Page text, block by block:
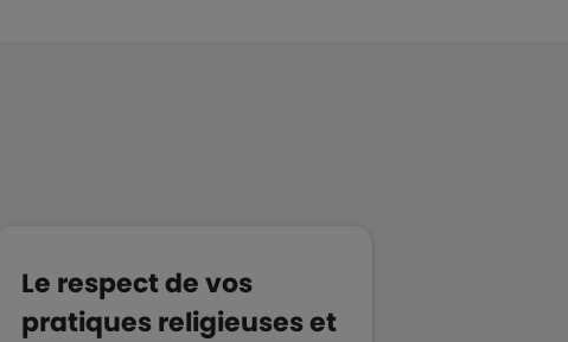
Le respect de vos
pratiques religieuses et